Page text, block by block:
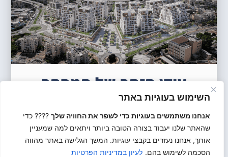
השימוש בעוגיות באתר
אנחנו משתמשים בעוגיות כדי לשפר את החוויה שלך ???? כדי
שהאתר שלנו יעבוד בצורה הטובה ביותר ויתאים למה שמעניין
אותך, אנחנו נעזרים בקבצי עוגיות. המשך הגלישה באתר מהווה
הסכמה לשימוש בהם. לעיון במדיניות הפרטיות
עידן הזהב של המסחר
החרדי : מתחם מסחר
ותעסוקה בהשקעה של חצי
מיליארד שקל מוקם באלעד